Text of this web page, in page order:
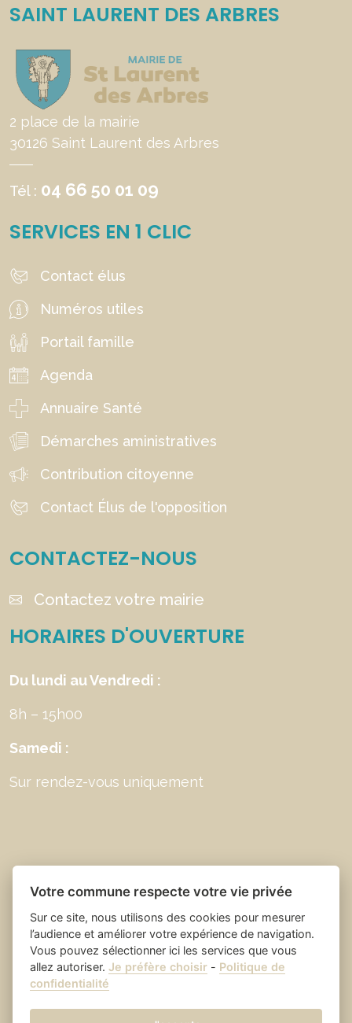
SAINT LAURENT DES ARBRES
2 place de la mairie
30126 Saint Laurent des Arbres
Tél : 04 66 50 01 09
SERVICES EN 1 CLIC
Contact élus
Numéros utiles
Portail famille
Agenda
Annuaire Santé
Démarches aministratives
Contribution citoyenne
Contact Élus de l'opposition
CONTACTEZ-NOUS
Contactez votre mairie
HORAIRES D'OUVERTURE
Du lundi au Vendredi :
8h – 15h00
Samedi :
Sur rendez-vous uniquement
Place du village la solution web
et appli des collectivités
- Saint Laurent
Mentions légales-- Gestion des cookies
Votre commune respecte votre vie privée
Sur ce site, nous utilisons des cookies pour mesurer
l’audience et améliorer votre expérience de navigation.
Vous pouvez sélectionner ici les services que vous
allez autoriser.Je préfère choisir - Politique de
confidentialité